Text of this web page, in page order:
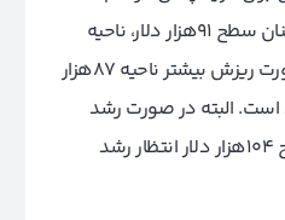
می‌شود. در حال حاضر همچنان سطح ۹۱‌هزار دلار، ناحیه
حمایتی مهمی است و در صورت ریزش بیشتر ناحیه ۸۷‌هزار
است. البته در صورت رشد
نسبی بازار، می‌توانیم تا سطح ۱۰۴‌هزار دلار انتظار رشد